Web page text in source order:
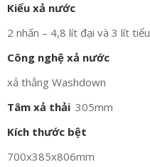
Kiểu xả nước
2 nhấn – 4,8 lít đại và 3 lít tiểu
Công nghệ xả nước
xả thẳng Washdown
Tâm xả thải 305mm
Kích thước bệt
700x385x806mm